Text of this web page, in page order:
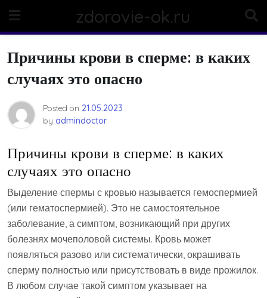
content
zdorovie-ok.ru
Причины крови в сперме: в каких
случаях это опасно
Posted on 21.05.2023
by admindoctor
Причины крови в сперме: в каких
случаях это опасно
Выделение спермы с кровью называется гемоспермией
(или гематоспермией). Это не самостоятельное
заболевание, а симптом, возникающий при других
болезнях мочеполовой системы. Кровь может
появляться разово или систематически, окрашивать
сперму полностью или присутствовать в виде прожилок.
В любом случае такой симптом указывает на